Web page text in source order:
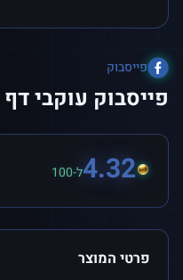
פייסבוק
פייסבוק עוקבי
4.32ל-100
פרטי המוצר